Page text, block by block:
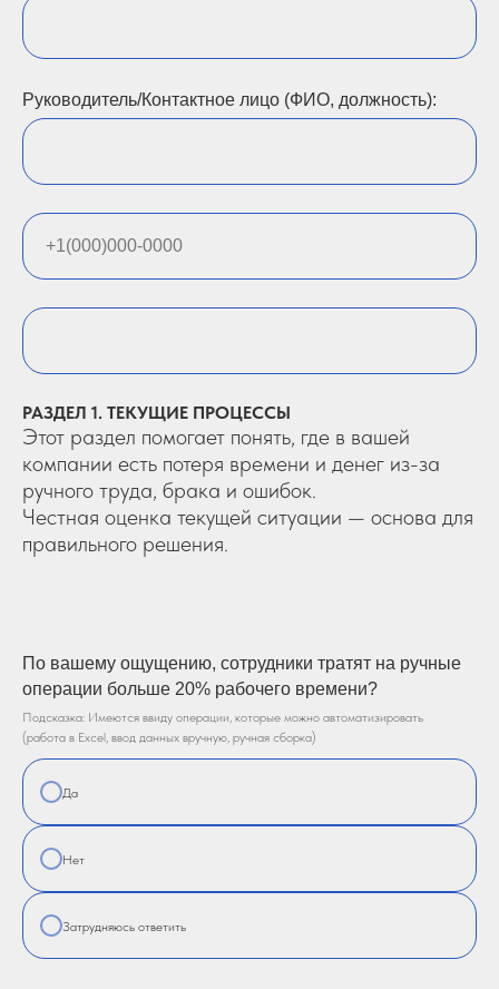
Руководитель/Контактное лицо (ФИО, должность):
РАЗДЕЛ 1. ТЕКУЩИЕ ПРОЦЕССЫ
Этот раздел помогает понять, где в вашей
компании есть потеря времени и денег из-за
ручного труда, брака и ошибок.
Честная оценка текущей ситуации — основа для
правильного решения.
По вашему ощущению, сотрудники тратят на ручные
операции больше 20% рабочего времени?
Подсказка: Имеются ввиду операции, которые можно автоматизировать
(работа в Excel, ввод данных вручную, ручная сборка)
Да
Нет
Затрудняюсь ответить